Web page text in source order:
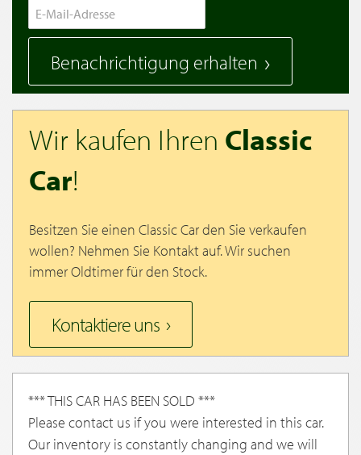
Benachrichtigung erhalten
Wir kaufen Ihren Classic
Car!
Besitzen Sie einen Classic Car den Sie verkaufen
wollen? Nehmen Sie Kontakt auf. Wir suchen
immer Oldtimer für den Stock.
Kontaktiere uns
*** THIS CAR HAS BEEN SOLD ***
Please contact us if you were interested in this car.
Our inventory is constantly changing and we will